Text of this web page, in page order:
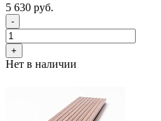
5 630 руб.
-
+
Нет в наличии